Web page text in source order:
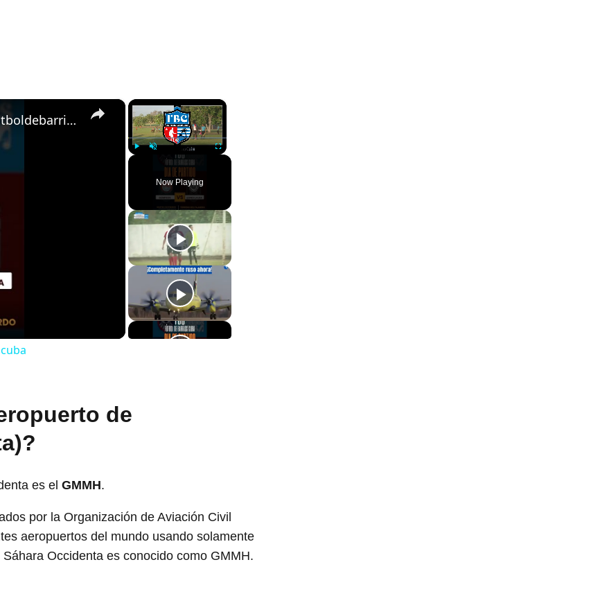
×
Unmute Fullscreen
Now Playing
×
Olimpiakos VS Leones Lisa (Partido 75) - #futboldebarrioscuba
de
es el GMMH.
por la Organización de Aviación Civil
aeropuertos del mundo usando solamente
Occidenta es conocido como GMMH.